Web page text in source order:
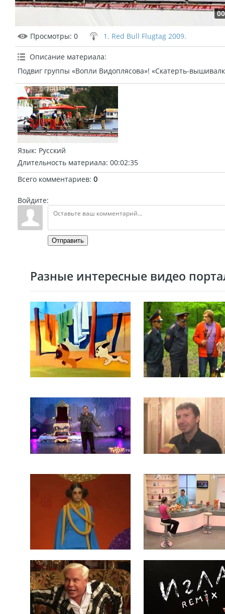
Просмотры: 0 1. Red Bull Flugtag 2009.
Описание материала:
Подвиг группы «Вопли Видоплясова»! «Скатерть-
Язык: Русский
Длительность материала: 00:02:35
Всего комментариев: 0
Войдите:
Отправить
Разные интересные видео